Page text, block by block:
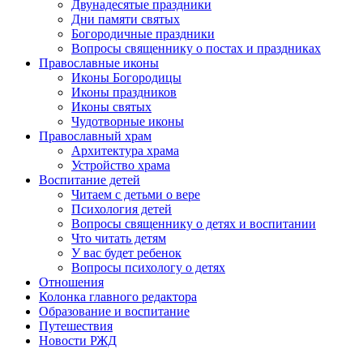
Двунадесятые праздники
Дни памяти святых
Богородичные праздники
Вопросы священнику о постах и праздниках
Православные иконы
Иконы Богородицы
Иконы праздников
Иконы святых
Чудотворные иконы
Православный храм
Архитектура храма
Устройство храма
Воспитание детей
Читаем с детьми о вере
Психология детей
Вопросы священнику о детях и воспитании
Что читать детям
У вас будет ребенок
Вопросы психологу о детях
Отношения
Колонка главного редактора
Образование и воспитание
Путешествия
Новости РЖД